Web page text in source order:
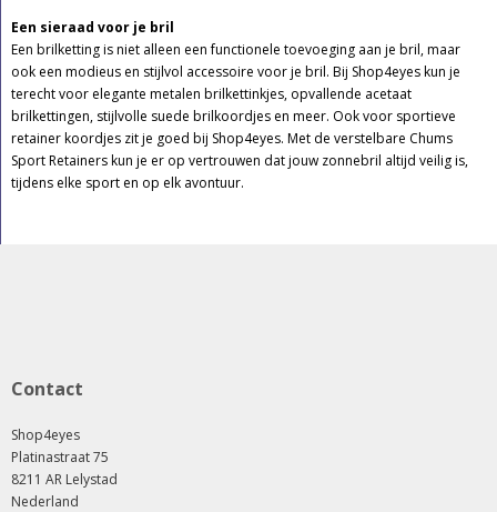
Een sieraad voor je bril
Een brilketting is niet alleen een functionele toevoeging aan je bril, maar
ook een modieus en stijlvol accessoire voor je bril. Bij Shop4eyes kun je
terecht voor elegante metalen brilkettinkjes, opvallende acetaat
brilkettingen, stijlvolle suede brilkoordjes en meer. Ook voor sportieve
retainer koordjes zit je goed bij Shop4eyes. Met de verstelbare Chums
Sport Retainers kun je er op vertrouwen dat jouw zonnebril altijd veilig is,
tijdens elke sport en op elk avontuur.
Contact
Shop4eyes
Platinastraat 75
8211 AR Lelystad
Nederland